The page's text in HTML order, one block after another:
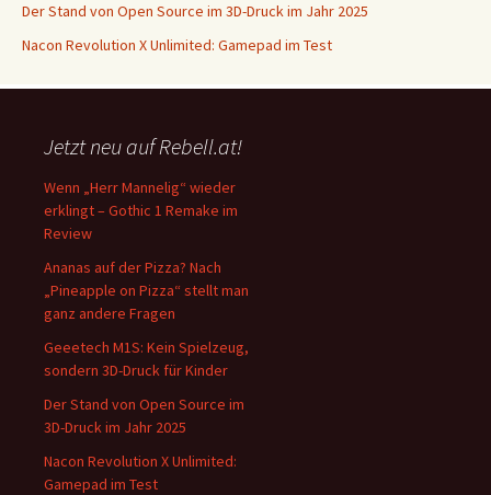
Der Stand von Open Source im 3D-Druck im Jahr 2025
Nacon Revolution X Unlimited: Gamepad im Test
Jetzt neu auf Rebell.at!
Wenn „Herr Mannelig“ wieder
erklingt – Gothic 1 Remake im
Review
Ananas auf der Pizza? Nach
„Pineapple on Pizza“ stellt man
ganz andere Fragen
Geeetech M1S: Kein Spielzeug,
sondern 3D-Druck für Kinder
Der Stand von Open Source im
3D-Druck im Jahr 2025
Nacon Revolution X Unlimited:
Gamepad im Test